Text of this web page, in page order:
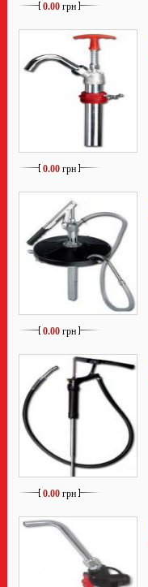
0.00 грн
0.00 грн
0.00 грн
0.00 грн